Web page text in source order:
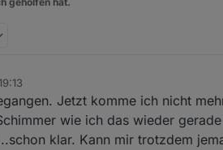
Jetzt komme ich nicht
wie ich das wieder
klar. Kann mir trotzdem